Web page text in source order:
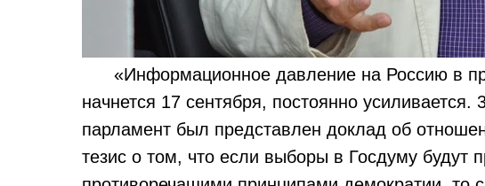
«Информационное давление на Россию в
начнется 17 сентября, постоянно усиливается.
парламент был представлен доклад об
тезис о том, что если выборы в Госдуму будут